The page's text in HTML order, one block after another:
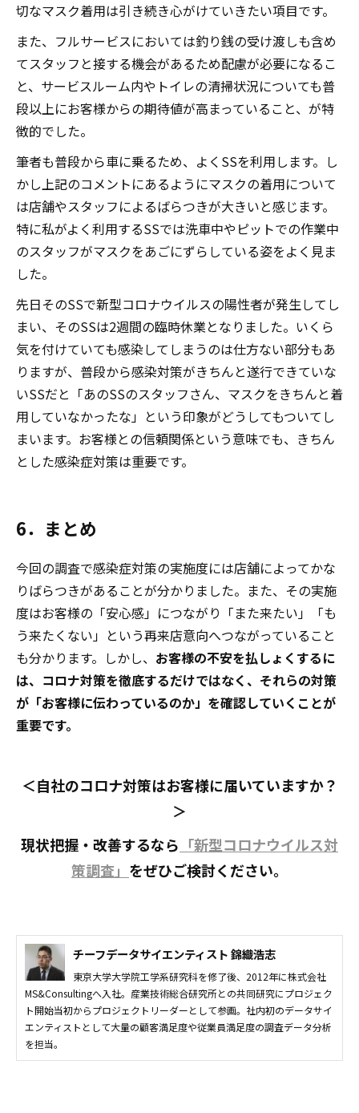
切なマスク着用は引き続き心がけていきたい項目です。
また、フルサービスにおいては釣り銭の受け渡しも含め
てスタッフと接する機会があるため配慮が必要になるこ
と、サービスルーム内やトイレの清掃状況についても普
段以上にお客様からの期待値が高まっていること、が特
徴的でした。
筆者も普段から車に乗るため、よくSSを利用します。し
かし上記のコメントにあるようにマスクの着用について
は店舗やスタッフによるばらつきが大きいと感じます。
特に私がよく利用するSSでは洗車中やピットでの作業中
のスタッフがマスクをあごにずらしている姿をよく見ま
した。
先日そのSSで新型コロナウイルスの陽性者が発生してし
まい、そのSSは2週間の臨時休業となりました。いくら
気を付けていても感染してしまうのは仕方ない部分もあ
りますが、普段から感染対策がきちんと遂行できていな
いSSだと「あのSSのスタッフさん、マスクをきちんと着
用していなかったな」という印象がどうしてもついてし
まいます。お客様との信頼関係という意味でも、きちん
とした感染症対策は重要です。
6．まとめ
今回の調査で感染症対策の実施度には店舗によってかな
りばらつきがあることが分かりました。また、その実施
度はお客様の「安心感」につながり「また来たい」「も
う来たくない」という再来店意向へつながっていること
も分かります。しかし、 お客様の不安を払しょくするに
は、コロナ対策を徹底するだけではなく、それらの対策
が「お客様に伝わっているのか」を確認していくことが
重要です。
＜自社のコロナ対策はお客様に届いていますか？
＞
現状把握・改善するなら 「新型コロナウイルス対
策調査」 をぜひご検討ください。
チーフデータサイエンティスト 錦織浩志
東京大学大学院工学系研究科を修了後、2012年に株式会社
MS&Consultingへ入社。産業技術総合研究所との共同研究にプロジェク
ト開始当初からプロジェクトリーダーとして参画。社内初のデータサイ
エンティストとして大量の顧客満足度や従業員満足度の調査データ分析
を担当。